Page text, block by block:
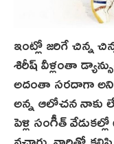
ఇంట్లో జరిగే చిన్న
శిరీష్ వీళ్లంతా
అదంతా సరదాగా అని
అన్న ఆలోచన నాకు
పెళ్లి సంగీత్‌